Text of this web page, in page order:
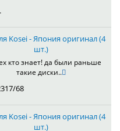
Kosei - Япония оригинал (4
шт.)
кто знает! да были раньше
такие диски..
68
Kosei - Япония оригинал (4
шт.)